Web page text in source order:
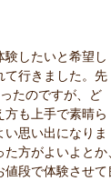
したいと希望し
て行きました。先
たのですが、ど
も上手で素晴ら
い思い出になりま
た方がよいよと
段で体験させ